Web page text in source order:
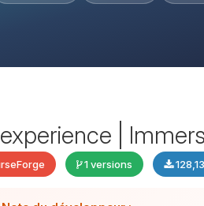
|
1 versions